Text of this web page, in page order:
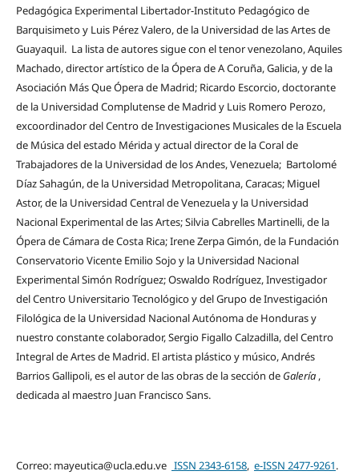
Pedagógica Experimental Libertador-Instituto Pedagógico de
Barquisimeto y Luis Pérez Valero, de la Universidad de las Artes de
Guayaquil. La lista de autores sigue con el tenor venezolano, Aquiles
Machado, director artístico de la Ópera de A Coruña, Galicia, y de la
Asociación Más Que Ópera de Madrid; Ricardo Escorcio, doctorante
de la Universidad Complutense de Madrid y Luis Romero Perozo,
excoordinador del Centro de Investigaciones Musicales de la Escuela
de Música del estado Mérida y actual director de la Coral de
Trabajadores de la Universidad de los Andes, Venezuela; Bartolomé
Díaz Sahagún, de la Universidad Metropolitana, Caracas; Miguel
Astor, de la Universidad Central de Venezuela y la Universidad
Nacional Experimental de las Artes; Silvia Cabrelles Martinelli, de la
Ópera de Cámara de Costa Rica; Irene Zerpa Gimón, de la Fundación
Conservatorio Vicente Emilio Sojo y la Universidad Nacional
Experimental Simón Rodríguez; Oswaldo Rodríguez, Investigador
del Centro Universitario Tecnológico y del Grupo de Investigación
Filológica de la Universidad Nacional Autónoma de Honduras y
nuestro constante colaborador, Sergio Figallo Calzadilla, del Centro
Integral de Artes de Madrid. El artista plástico y músico, Andrés
Barrios Gallipoli, es el autor de las obras de la sección de Galería,
dedicada al maestro Juan Francisco Sans.
Correo: mayeutica@ucla.edu.ve ISSN 2343-6158, e-ISSN 2477-9261.